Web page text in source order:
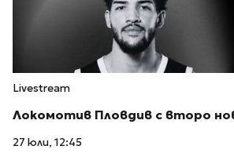
Livestream
Локомотив Пловдив с второ
27 юли, 12:45